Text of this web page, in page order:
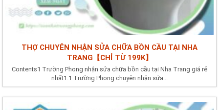
THỢ CHUYÊN NHẬN SỬA CHỮA BỒN CẦU TẠI NHA
TRANG【CHỈ TỪ 199K】
Contents1 Trường Phong nhận sửa chữa bồn cầu tại Nha Trang giá rẻ
nhất1.1 Trường Phong chuyên nhận sửa...